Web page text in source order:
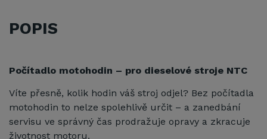
POPIS
Počítadlo motohodin – pro dieselové stroje NTC
Víte přesně, kolik hodin váš stroj odjel? Bez počítadla
motohodin to nelze spolehlivě určit – a zanedbání
servisu ve správný čas prodražuje opravy a zkracuje
životnost motoru.